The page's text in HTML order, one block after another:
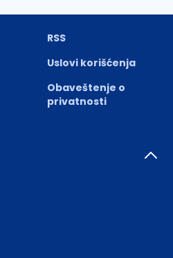
RSS
Uslovi korišćenja
Obaveštenje o
privatnosti